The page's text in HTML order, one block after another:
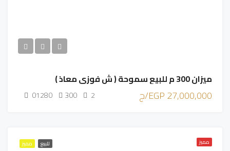
ميزان 300 م للبيع سموحة ( ش فوزي معاذ )
27,000,000 EGP/ج 2
300
01280
مميز للبيع مميز